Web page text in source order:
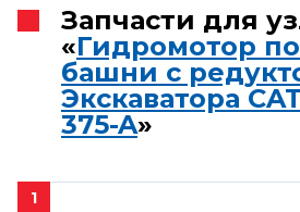
Запчасти для
«Гидромотор
башни с
Экскаватора
375-A»
1